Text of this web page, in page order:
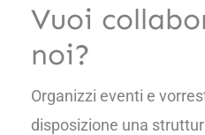
Vuoi
noi?
Organizzi eventi e
disposizione una